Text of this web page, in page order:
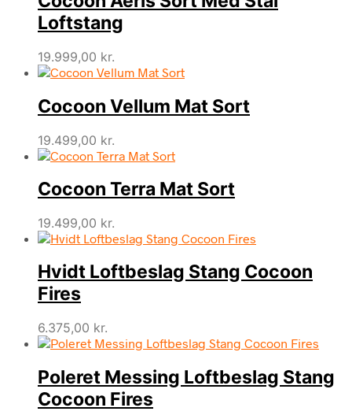
Loftstang
19.999,00 kr.
Cocoon Vellum Mat Sort
19.499,00 kr.
Cocoon Terra Mat Sort
19.499,00 kr.
Hvidt Loftbeslag Stang Cocoon
Fires
6.375,00 kr.
Poleret Messing Loftbeslag Stang
Cocoon Fires